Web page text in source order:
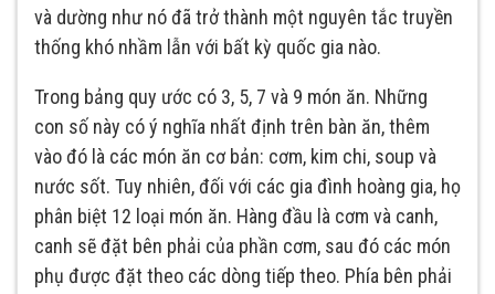
và dường như nó đã trở thành một nguyên tắc truyền
thống khó nhầm lẫn với bất kỳ quốc gia nào.
Trong bảng quy ước có 3, 5, 7 và 9 món ăn. Những
con số này có ý nghĩa nhất định trên bàn ăn, thêm
vào đó là các món ăn cơ bản: cơm, kim chi, soup và
nước sốt. Tuy nhiên, đối với các gia đình hoàng gia, họ
phân biệt 12 loại món ăn. Hàng đầu là cơm và canh,
canh sẽ đặt bên phải của phần cơm, sau đó các món
phụ được đặt theo các dòng tiếp theo. Phía bên phải